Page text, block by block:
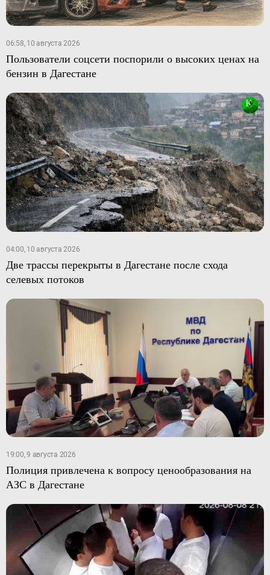
06:58, 10 августа 2026
Пользователи соцсети поспорили о высоких ценах на
бензин в Дагестане
04:00, 10 августа 2026
Две трассы перекрыты в Дагестане после схода
селевых потоков
19:00, 9 августа 2026
Полиция привлечена к вопросу ценообразования на
АЗС в Дагестане